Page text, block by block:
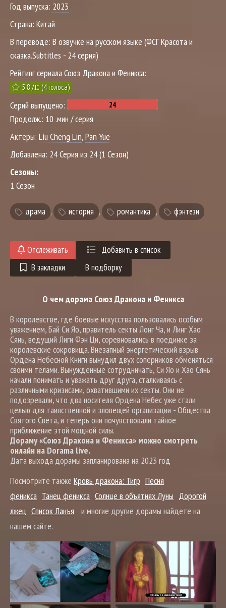
Год выпуска: 2023
Страна: Китай
В переводе: В озвучке на русском языке (ФСГ Красота и
сказка.Subtitles - 24 серия)
Рейтинг сериала Союз Дракона и Феникса:
5.8/10(4голоса)
Серий выпущено:
Продолж.: 10 .мин / серия
Актеры: Liu Cheng Lin,Pan Yue
Добавлена: 24 Серия из 24 (1 Сезон)
Сезоны:
1 Сезон
драма , история , романтика , фэнтези
Отслеживать
Добавить в список
В закладки
В подборку
О чем дорама Союз Дракона и Феникса
В королевстве, где боевые искусства пользовались особым
уважением, Бай Си Яо, правитель секты Лонг Ча, и Линг Хао
Сянь, ведущий Лиги Фэн Ци, соревновались в поединке за
королевские сокровища. Внезапный энергетический взрыв
Ордена Небесной Книги вынудил двух соперников обменяться
своими телами. Вынужденные сотрудничать, Си Яо и Хао Сянь
начали понимать и уважать друг друга, сталкиваясь с
различными кризисами, охватившими их секты. Они не
подозревали, что два носителя Ордена Небес уже стали
целью для таинственной и зловещей организации - Общества
Святого Света, и теперь они почувствовали тайное
приближение этой мощной силы.
Дораму «Союз Дракона и Феникса» можно смотреть
онлайн на Dorama live.
Дата выхода дорамы запланирована на 2023 год
Посмотрите также Кровь дракона: Тигр Песня
феникса Танец феникса Солнце в объятиях Луны Дорогой
лжец Список Ланъя
и многие другие дорамы найдете на
нашем сайте.